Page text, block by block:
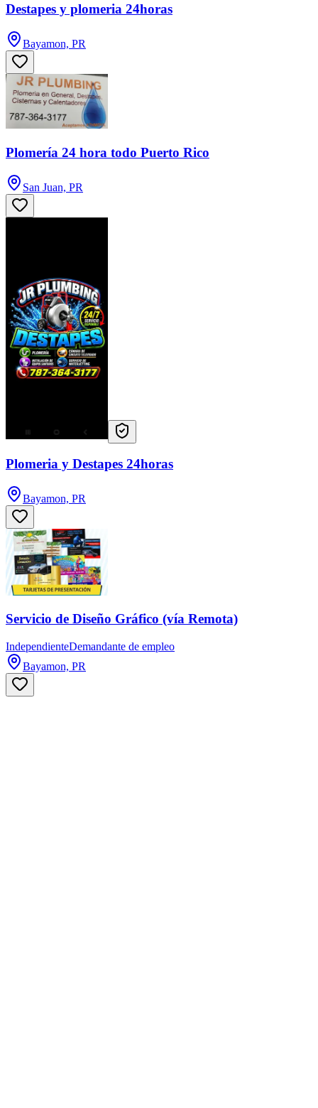
Destapes y plomeria 24horas
Bayamon, PR
Plomería 24 hora todo Puerto Rico
San Juan, PR
Plomeria y Destapes 24horas
Bayamon, PR
Servicio de Diseño Gráfico (vía Remota)
IndependienteDemandante de empleo
Bayamon, PR